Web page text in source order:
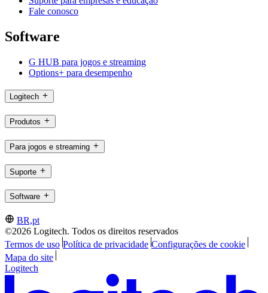
Fale conosco
Software
G HUB para jogos e streaming
Options+ para desempenho
Logitech
Produtos
Para jogos e streaming
Suporte
Software
BR,pt
©2026 Logitech. Todos os direitos reservados
Termos de uso Política de privacidade Configurações de cookie
Mapa do site
Logitech